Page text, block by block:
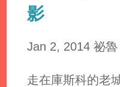
影
Jan 2, 2014 祕
走在庫斯科的老